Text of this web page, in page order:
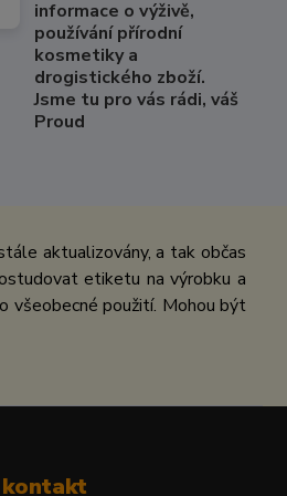
informace o výživě,
používání přírodní
kosmetiky a
drogistického zboží.
Jsme tu pro vás rádi, váš
Proud
aktualizovány, a tak občas
etiketu na výrobku a
všeobecné použití. Mohou být